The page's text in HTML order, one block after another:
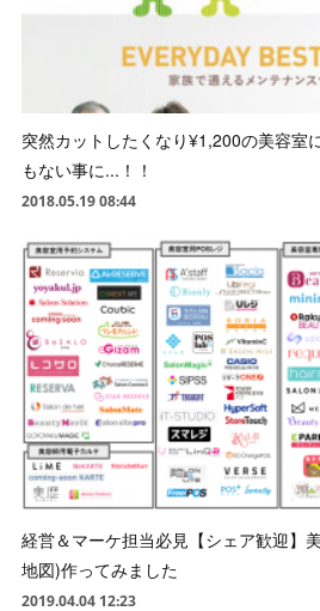
突然カットしたくなり¥1,200の美容室
もない事に...！！
2018.05.19 08:44
経営＆マーケ担当必見【シェア歓迎】
地図)作ってみました
2019.04.04 12:23